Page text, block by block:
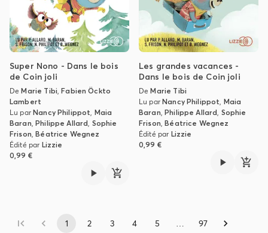
Super Nono - Dans le bois
de Coin joli
DeMarie Tibi,Fabien Öckto
Lambert
Lu parNancy Philippot, Maia
Baran,Philippe Allard, Sophie
Frison,Béatrice Wegnez
Édité par Lizzie
0,99 €
Les grandes vacances -
Dans le bois de Coin joli
DeMarie Tibi
Lu parNancy Philippot, Maia
Baran,Philippe Allard, Sophie
Frison,Béatrice Wegnez
Édité par Lizzie
0,99 €
1 2 3 4 5 … 97